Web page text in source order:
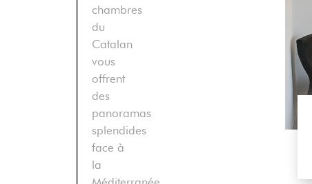
chambres
du
Catalan
vous
offrent
des
panoramas
splendides
face à
la
26 m²